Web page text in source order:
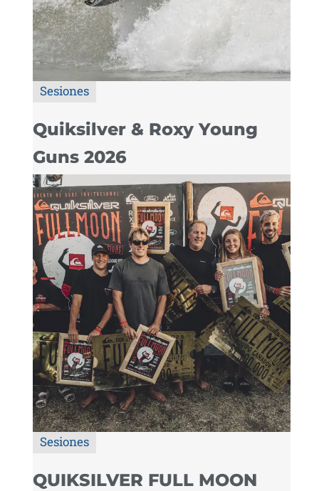
Sesiones
Quiksilver & Roxy Young
Guns 2026
Sesiones
QUIKSILVER FULL MOON